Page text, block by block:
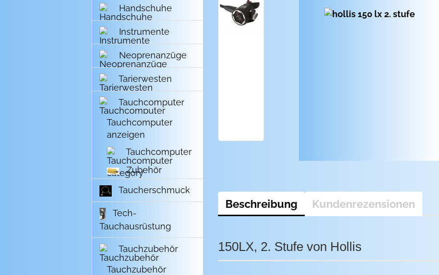
Beschreibung Kundenrezensionen
150LX, 2. Stufe von Hollis
Handschuhe
Instrumente
Neoprenanzüge
Tarierwesten
Tauchcomputer
Tauchcomputer
anzeigen
Tauchcomputer
Zubehör
Taucherschmuck
Tech-
Tauchausrüstung
Tauchzubehör
Tauchzubehör